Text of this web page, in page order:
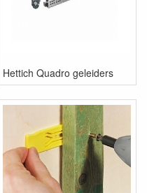
Hettich Quadro geleiders